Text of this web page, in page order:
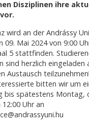
Disziplinen ihre
wird an der Andrássy
09. Mai 2024 von 9:00
5 stattfinden.
sind herzlich eingeladen
Austausch teilzunehmen!
bitten wir um
bis spätestens Montag,
Uhr an